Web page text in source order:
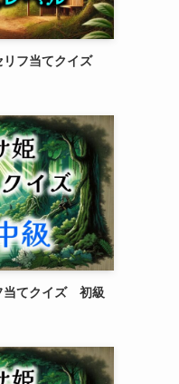
リフ当てクイズ
当てクイズ 初級